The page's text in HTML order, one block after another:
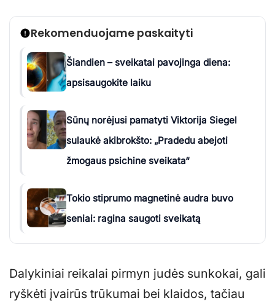
Rekomenduojame paskaityti
Šiandien – sveikatai pavojinga diena:
apsisaugokite laiku
Sūnų norėjusi pamatyti Viktorija Siegel
sulaukė akibrokšto: „Pradedu abejoti
žmogaus psichine sveikata“
Tokio stiprumo magnetinė audra buvo
seniai: ragina saugoti sveikatą
Dalykiniai reikalai pirmyn judės sunkokai, gali
ryškėti įvairūs trūkumai bei klaidos, tačiau